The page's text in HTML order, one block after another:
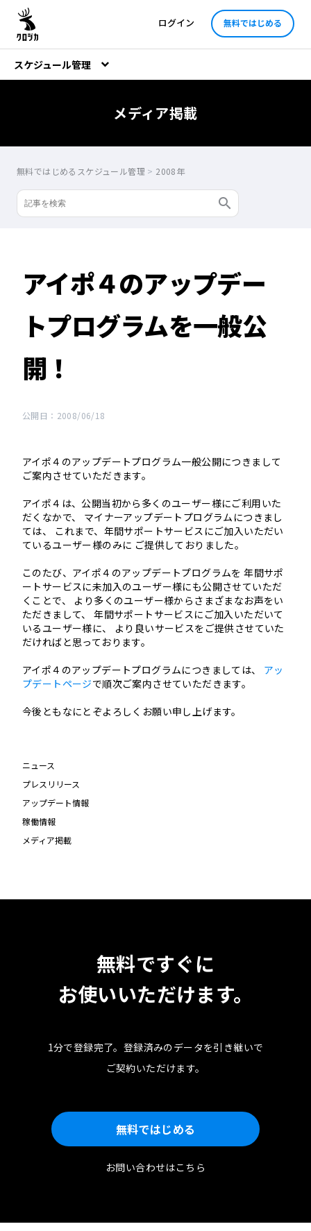
ログイン 無料ではじめる
スケジュール管理
メディア掲載
無料ではじめるスケジュール管理 > 2008年
アイポ４のアップデー
トプログラムを一般公
開！
公開日：2008/06/18
アイポ４のアップデートプログラム一般公開につきまして
ご案内させていただきます。
アイポ４は、公開当初から多くのユーザー様にご利用いた
だくなかで、 マイナーアップデートプログラムにつきまし
ては、 これまで、年間サポートサービスにご加入いただい
ているユーザー様のみに ご提供しておりました。
このたび、アイポ４のアップデートプログラムを 年間サポ
ートサービスに未加入のユーザー様にも公開させていただ
くことで、 より多くのユーザー様からさまざまなお声をい
ただきまして、 年間サポートサービスにご加入いただいて
いるユーザー様に、 より良いサービスをご提供させていた
だければと思っております。
アイポ４のアップデートプログラムにつきましては、 アッ
プデートページで順次ご案内させていただきます。
今後ともなにとぞよろしくお願い申し上げます。
ニュース
プレスリリース
アップデート情報
稼働情報
メディア掲載
無料ですぐに
お使いいただけます。
1分で登録完了。 登録済みのデータを引き継いで
ご契約いただけます。
無料ではじめる
お問い合わせはこちら